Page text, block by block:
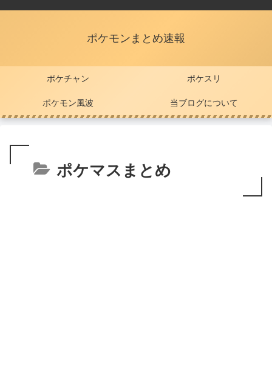
ポケモンまとめ速報
ポケチャン ポケスリ
ポケモン風波 当ブログについて
ポケマスまとめ